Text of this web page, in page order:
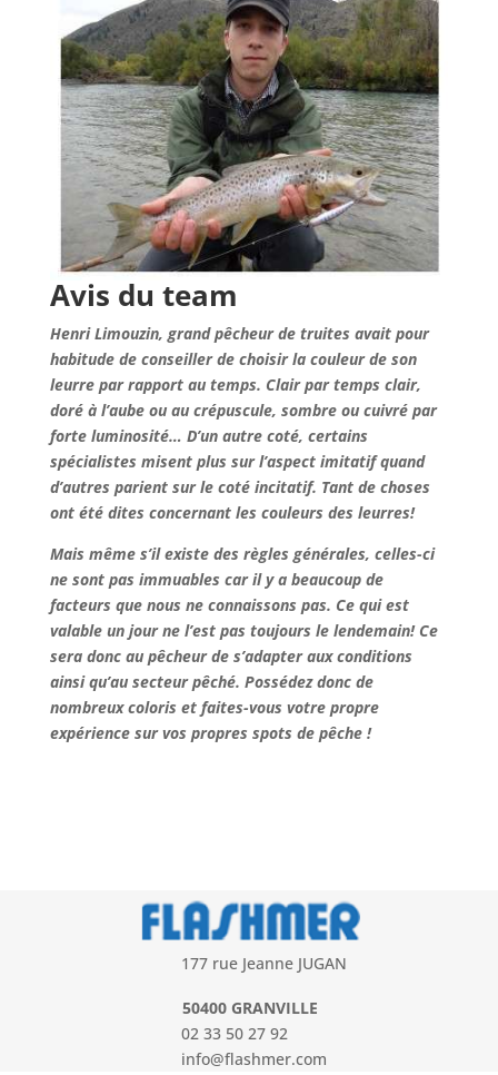
Avis du team
Henri Limouzin, grand pêcheur de truites avait pour
habitude de conseiller de choisir la couleur de son
leurre par rapport au temps. Clair par temps clair,
doré à l’aube ou au crépuscule, sombre ou cuivré par
forte luminosité… D’un autre coté, certains
spécialistes misent plus sur l’aspect imitatif quand
d’autres parient sur le coté incitatif. Tant de choses
ont été dites concernant les couleurs des leurres!
Mais même s’il existe des règles générales, celles-ci
ne sont pas immuables car il y a beaucoup de
facteurs que nous ne connaissons pas. Ce qui est
valable un jour ne l’est pas toujours le lendemain! Ce
sera donc au pêcheur de s’adapter aux conditions
ainsi qu’au secteur pêché. Possédez donc de
nombreux coloris et faites-vous votre propre
expérience sur vos propres spots de pêche !
177 rue Jeanne JUGAN
50400 GRANVILLE
02 33 50 27 92
info@flashmer.com